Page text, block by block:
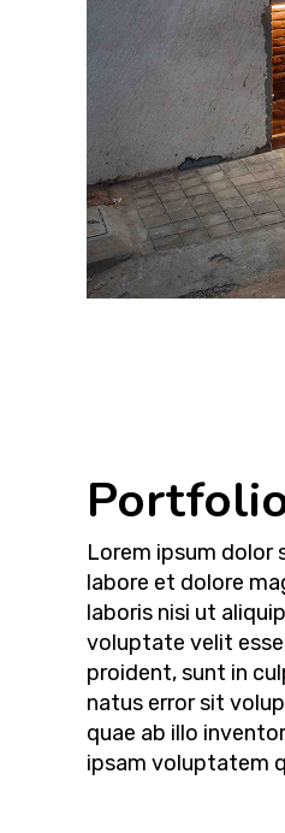
Lorem ipsum
labore et dolore
laboris nisi ut
voluptate velit
proident, sunt in
natus error sit
quae ab illo
ipsam voluptatem